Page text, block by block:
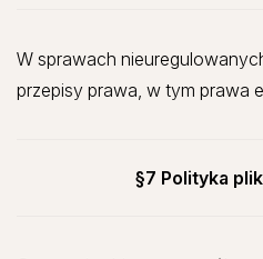
W sprawach
przepisy prawa, w tym prawa
§7 Polityka